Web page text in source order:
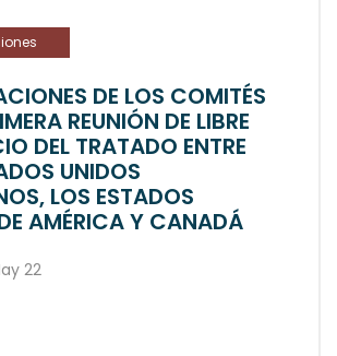
DE LOS COMITÉS
REUNIÓN DE LIBRE
DEL TRATADO ENTRE
UNIDOS
LOS ESTADOS
AMÉRICA Y CANADÁ
22